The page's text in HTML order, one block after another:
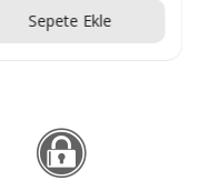
Sepete Ekle